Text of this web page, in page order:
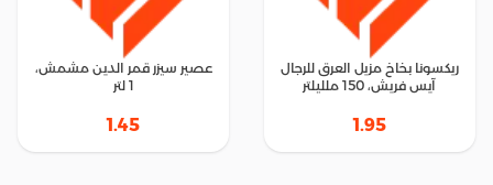
ريكسونا بخاخ مزيل العرق للرجال
آيس فريش، 150 ملليلتر
1.95
عصير سيزر قمر الدين مشمش،
1 لتر
1.45